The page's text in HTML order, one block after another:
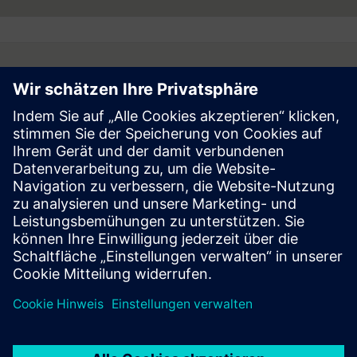
Siehier. Sonstige Handelsmarken unterliegen den Rechten ihrer
jeweiligen Eigentümer.
Follow
Press | Company | Siemens
© Siemens 1996 – 2026
Corporate Information
Privacy Notice
Cookie Notice